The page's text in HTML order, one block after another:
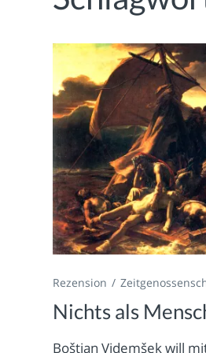
Rezension
Nichts als
Boštjan Videmšek will